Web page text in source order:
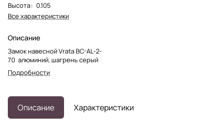
Высота: 0.105
Все характеристики
Описание
Замок навесной Vrata BC-AL-2-
70 алюминий, шагрень серый
Подробности
Описание Характеристики